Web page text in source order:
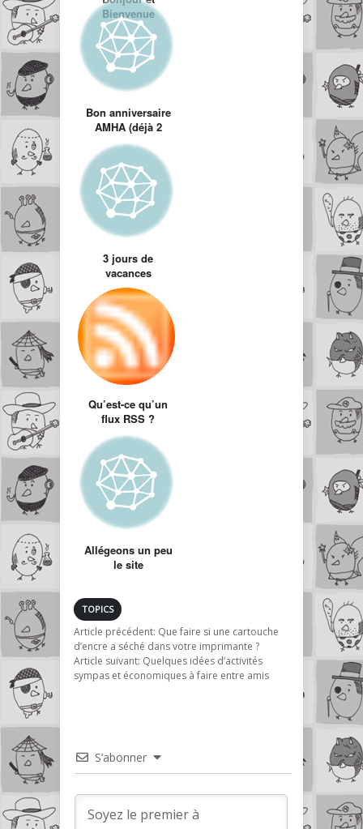
Bienvenue
Bon anniversaire
AMHA (déjà 2
mois)
3 jours de
vacances
Qu’est-ce qu’un
flux RSS ?
(101ème article +
top articles Juillet)
Allégeons un peu
le site
TOPICS
Article précédent: Que faire si une cartouche
d’encre a séché dans votre imprimante ?
Article suivant: Quelques idées d’activités
sympas et économiques à faire entre amis
S’abonner